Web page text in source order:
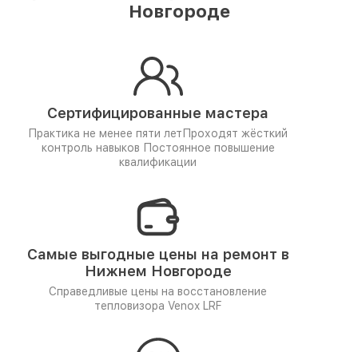
Новгороде
Сертифицированные мастера
Практика не менее пяти лет Проходят жёсткий
контроль навыков Постоянное повышение
квалификации
Самые выгодные цены на ремонт в
Нижнем Новгороде
Справедливые цены на восстановление
тепловизора Venox LRF